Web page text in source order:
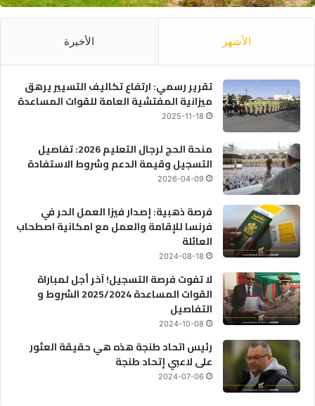
الأشهر الأخيرة
تقرير رسمي: ارتفاع تكاليف التسيير يرهق
ميزانية المفتشية العامة للقوات المساعدة
2025-11-18
منحة الحج لرجال التعليم 2026: تفاصيل
التسجيل وقيمة الدعم وشروط الاستفادة
2026-04-09
فرصة ذهبية: إصدار فيزا العمل الحر في
فرنسا للإقامة والعمل مع امكانية اصطحاب
العائلة
2024-08-18
لا تفوت فرصة التسجيل! آخر أجل لمباراة
القوات المساعدة 2025/2024 الشروط و
التفاصيل
2024-10-08
رئيس اتحاد طنجة هذه هي حقيقة العثور
على لاعبي إتحاد طنجة
2024-07-06